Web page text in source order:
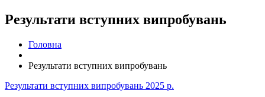
Результати вступних випробувань
Головна
Результати вступних випробувань
Результати вступних випробувань 2025 р.